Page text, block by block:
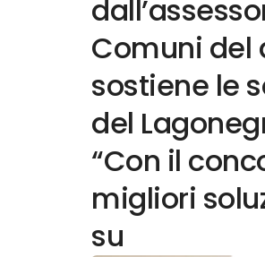
Comuni del
sostiene le
del
“Con il
migliori
su